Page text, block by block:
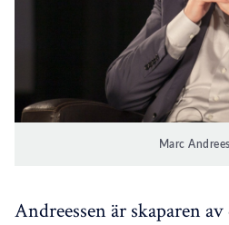
Marc
Andreessen är skaparen